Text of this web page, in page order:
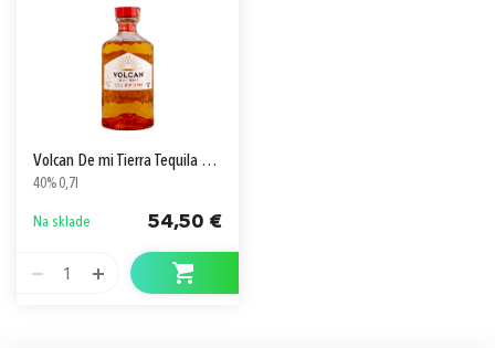
Volcan De mi Tierra Tequila Reposado
40% 0,7l
Na sklade 54,50 €
1